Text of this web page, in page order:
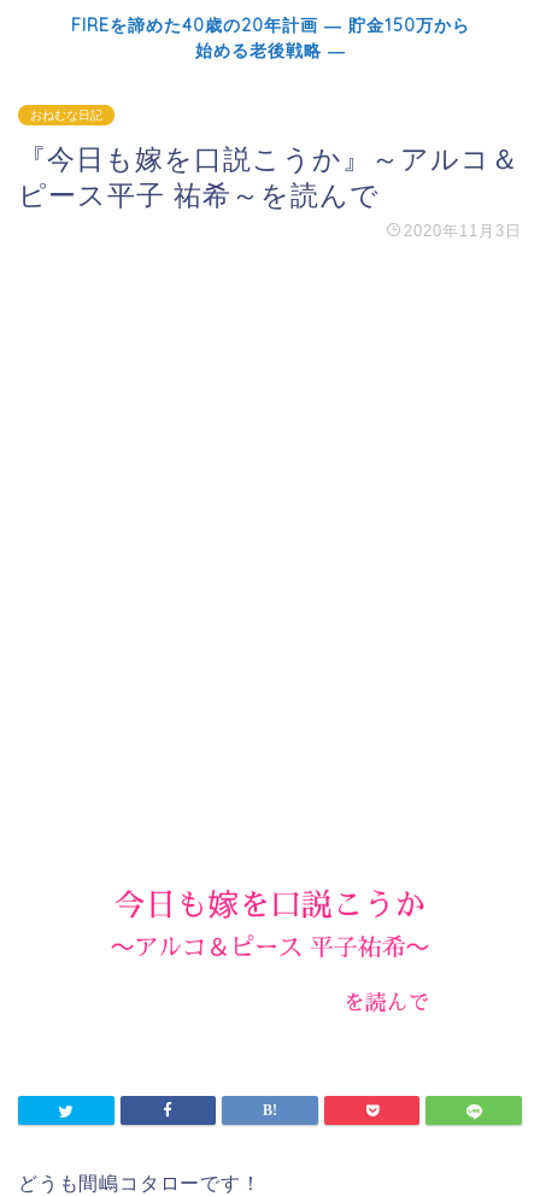
FIREを諦めた40歳の20年計画 ― 貯金150万から
始める老後戦略 ―
おねむな日記
『今日も嫁を口説こうか』～アルコ＆
ピース平子 祐希～を読んで
2020年11月3日
どうも間嶋コタローです！